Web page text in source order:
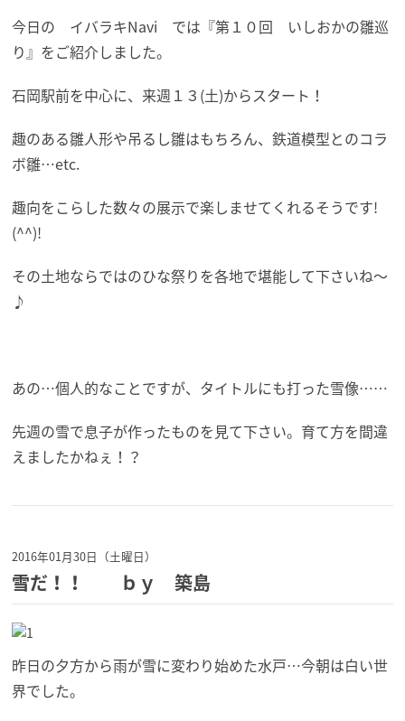
今日の イバラキNavi では『第１０回 いしおかの雛巡
り』をご紹介しました。
石岡駅前を中心に、来週１３(土)からスタート！
趣のある雛人形や吊るし雛はもちろん、鉄道模型とのコラ
ボ雛…etc.
趣向をこらした数々の展示で楽しませてくれるそうです!
(^^)!
その土地ならではのひな祭りを各地で堪能して下さいね～
♪
あの…個人的なことですが、タイトルにも打った雪像……
先週の雪で息子が作ったものを見て下さい。育て方を間違
えましたかねぇ！？
2016年01月30日（土曜日）
雪だ！！ ｂｙ 築島
昨日の夕方から雨が雪に変わり始めた水戸…今朝は白い世
界でした。